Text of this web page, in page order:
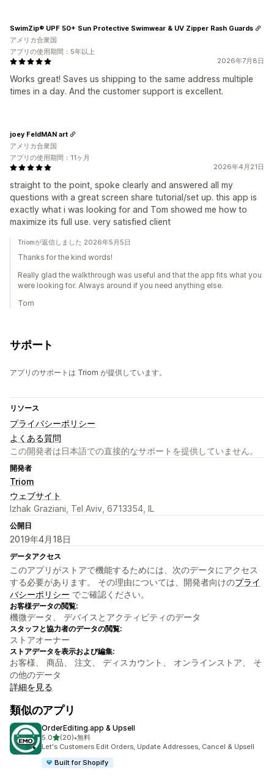
2026年7月8日
Works great! Saves us shipping to the same address multiple
times in a day. And the customer support is excellent.
SwimZip® UPF 50+ Sun Protective Swimwear & UV Zipper Rash Guards
アメリカ合衆国
アプリの使用期間：5年以上
2026年4月21日
straight to the point, spoke clearly and answered all my
questions with a great screen share tutorial/set up. this app is
exactly what i was looking for and Tom showed me how to
maximize its full use. very satisfied client
joey FeldMAN art
アメリカ合衆国
アプリの使用期間：11ヶ月
Triomが返信しました 2026年5月5日
Thanks for the kind words!
Really glad the walkthrough was useful and that the app fits what you
were looking for. Always around if you need anything else.
Tom
サポート
アプリのサポートは Triom が提供しています。
リソース
プライバシーポリシー
よくある質問
この開発者は日本語での直接的なサポートを提供していません。
開発者
Triom
ウェブサイト
Izhak Graziani, Tel Aviv, 6713354, IL
公開日
2019年4月18日
データアクセス
このアプリがストアで機能するためには、次のデータにアクセス
する必要があります。 その理由については、開発者向けのプライ
バシーポリシー でご確認ください。
お客様データの閲覧:
機微データ、 デバイスとアクティビティのデータ
スタッフと協力者のデータの閲覧:
ストアオーナー
ストアデータを表示および編集:
お客様、 商品、 注文、 ディスカウント、 オンラインストア、 そ
の他のデータ
詳細を見る
類似のアプリ
OrderEditing.app & Upsell
5.05つ星中
(20)
合計レビュー数：20件
•無料
Let's Customers Edit Orders, Update Addresses, Cancel & Upsell
Built for Shopify